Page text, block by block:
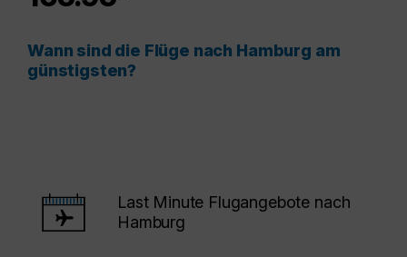
Wann sind die Flüge nach Hamburg am
günstigsten?
Last Minute Flugangebote nach
Hamburg